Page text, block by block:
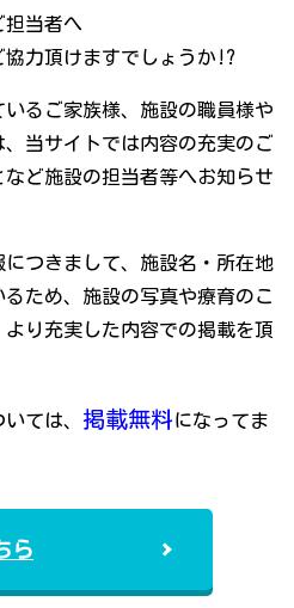
担当者へ
力頂けますでしょうか!?
るご家族様、施設の職員様や
当サイトでは内容の充実のご
ど施設の担当者等へお知らせ
つきまして、施設名・所在地
ため、施設の写真や療育のこ
り充実した内容での掲載を頂
ては、 掲載無料になってま
ら